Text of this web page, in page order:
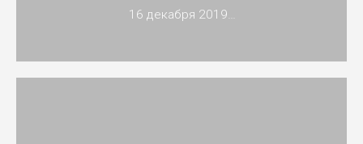
16 декабря 2019…